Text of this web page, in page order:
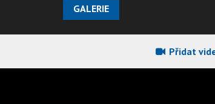
GALERIE
Přidat